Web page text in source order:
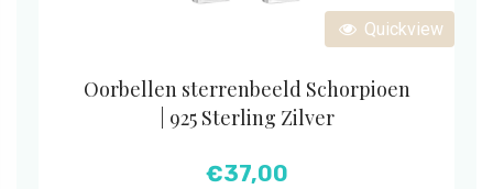
Quickview
Oorbellen sterrenbeeld Schorpioen
| 925 Sterling Zilver
€37,00